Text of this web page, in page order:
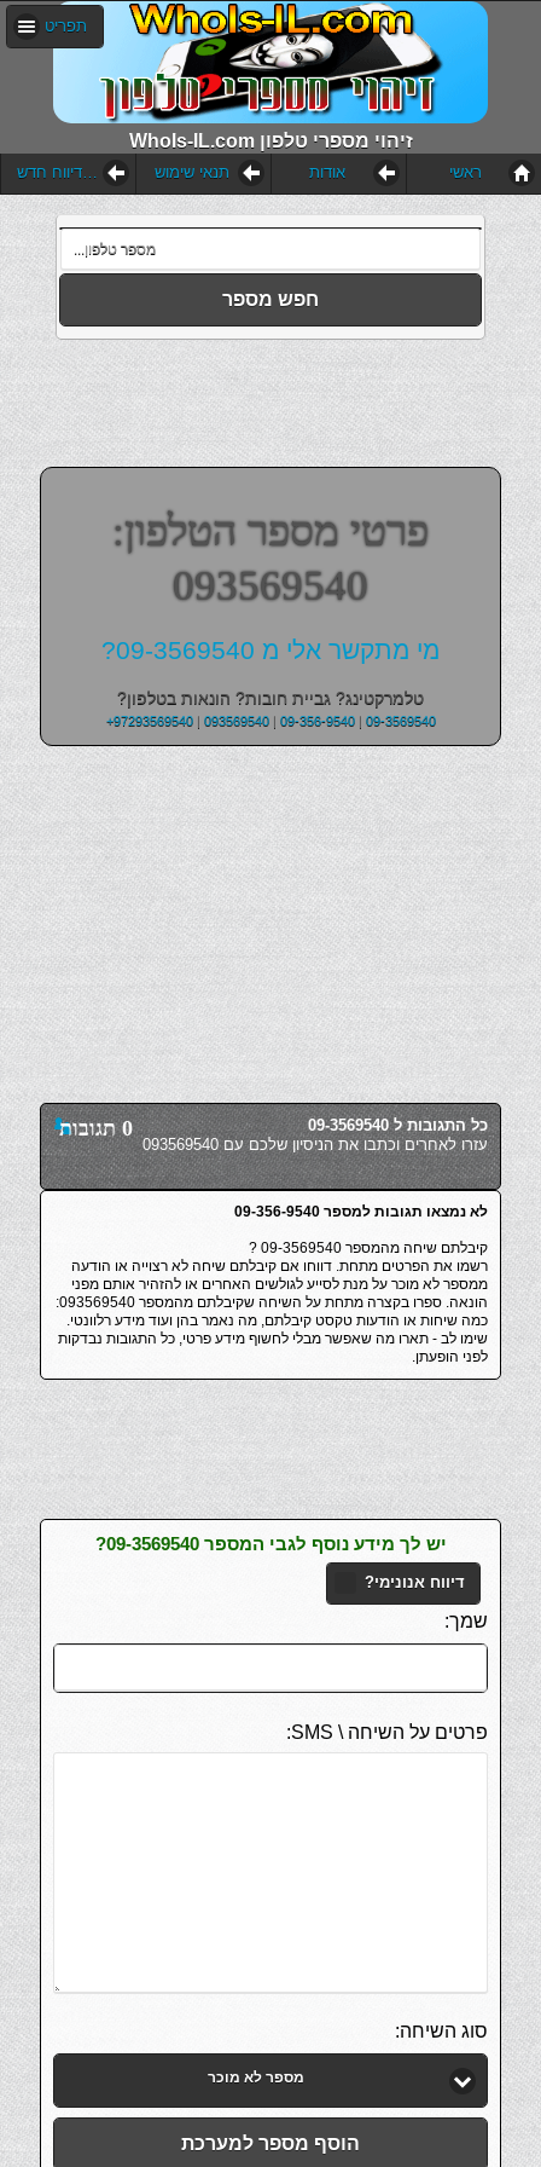
WhoIs-IL.com זיהוי מספרי טלפון
תפריט
הוסף דיווח חדש תנאי שימוש אודות ראשי
חפש מספר
פרטי מספר הטלפון:
093569540
מי מתקשר אלי מ 09-3569540?
טלמרקטינג? גביית חובות? הונאות בטלפון?
+97293569540| 093569540| 09-356-9540| 09-3569540
0 תגובות
כל התגובות ל 09-3569540
עזרו לאחרים וכתבו את הניסיון שלכם עם 093569540
לא נמצאו תגובות למספר 09-356-9540
קיבלתם שיחה מהמספר 09-3569540 ?
רשמו את הפרטים מתחת. דווחו אם קיבלתם שיחה לא רצוייה או הודעה
ממספר לא מוכר על מנת לסייע לגולשים האחרים או להזהיר אותם מפני
הונאה. ספרו בקצרה מתחת על השיחה שקיבלתם מהמספר 093569540:
כמה שיחות או הודעות טקסט קיבלתם, מה נאמר בהן ועוד מידע רלוונטי.
שימו לב - תארו מה שאפשר מבלי לחשוף מידע פרטי, כל התגובות נבדקות
לפני הופעתן.
יש לך מידע נוסף לגבי המספר 09-3569540?
דיווח אנונימי?
שמך:
פרטים על השיחה \ SMS:
סוג השיחה:
מספר לא מוכר
הוסף מספר למערכת